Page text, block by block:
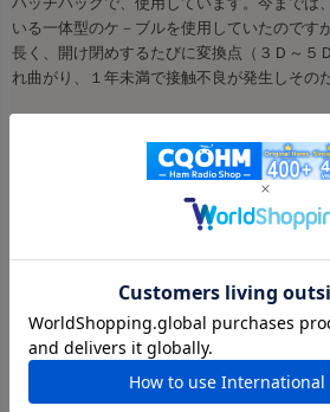
いる一体型のケ－ブルを使用していたのです
長く、開け閉めするたびに変換点（３Ｄ～５
れ曲がり、１年未満で接触不良が発生しその
接続部を、ドアサイドに沿わせる事ができと
折れ曲がる部分は５Ｄケ－ブル単体ですので
また、交換するにしても今までよりは非常に
今まで使っていたケ－ブルが３～４本ぐらい
の接続部に難がありますが、５Ｄ側（長い方
あても無いのでオ－クションに出すつもりで
----------------------------------------------------------------
■FSシリーズレビュー